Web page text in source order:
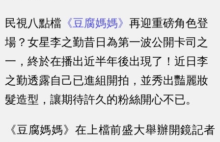
民視八點檔 《豆腐媽媽》 再迎重磅角色登
場？女星李之勤昔日為第一波公開卡司之
一，終於在播出近半年後出現了！近日李
之勤透露自己已進組開拍，並秀出豔麗妝
髮造型，讓期待許久的粉絲開心不已。
《豆腐媽媽》在上檔前盛大舉辦開鏡記者